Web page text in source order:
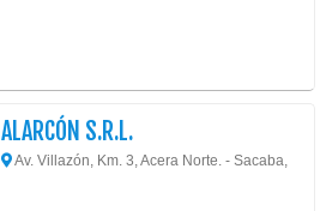
ALARCÓN S.R.L.
Av. Villazón, Km. 3, Acera Norte. - Sacaba,